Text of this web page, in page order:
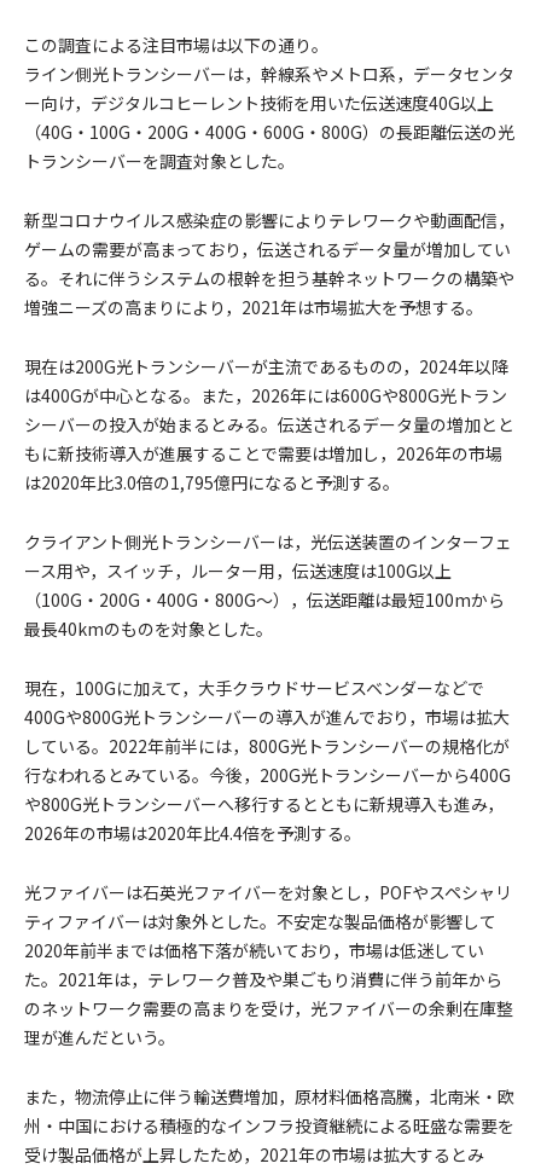
この調査による注目市場は以下の通り。
ライン側光トランシーバーは，幹線系やメトロ系，データセンタ
ー向け，デジタルコヒーレント技術を用いた伝送速度40G以上
（40G・100G・200G・400G・600G・800G）の長距離伝送の光
トランシーバーを調査対象とした。
新型コロナウイルス感染症の影響によりテレワークや動画配信，
ゲームの需要が高まっており，伝送されるデータ量が増加してい
る。それに伴うシステムの根幹を担う基幹ネットワークの構築や
増強ニーズの高まりにより，2021年は市場拡大を予想する。
現在は200G光トランシーバーが主流であるものの，2024年以降
は400Gが中心となる。また，2026年には600Gや800G光トラン
シーバーの投入が始まるとみる。伝送されるデータ量の増加とと
もに新技術導入が進展することで需要は増加し，2026年の市場
は2020年比3.0倍の1,795億円になると予測する。
クライアント側光トランシーバーは，光伝送装置のインターフェ
ース用や，スイッチ，ルーター用，伝送速度は100G以上
（100G・200G・400G・800G～），伝送距離は最短100mから
最長40kmのものを対象とした。
現在，100Gに加えて，大手クラウドサービスベンダーなどで
400Gや800G光トランシーバーの導入が進んでおり，市場は拡大
している。2022年前半には，800G光トランシーバーの規格化が
行なわれるとみている。今後，200G光トランシーバーから400G
や800G光トランシーバーへ移行するとともに新規導入も進み，
2026年の市場は2020年比4.4倍を予測する。
光ファイバーは石英光ファイバーを対象とし，POFやスペシャリ
ティファイバーは対象外とした。不安定な製品価格が影響して
2020年前半までは価格下落が続いており，市場は低迷してい
た。2021年は，テレワーク普及や巣ごもり消費に伴う前年から
のネットワーク需要の高まりを受け，光ファイバーの余剰在庫整
理が進んだという。
また，物流停止に伴う輸送費増加，原材料価格高騰，北南米・欧
州・中国における積極的なインフラ投資継続による旺盛な需要を
受け製品価格が上昇したため，2021年の市場は拡大するとみ